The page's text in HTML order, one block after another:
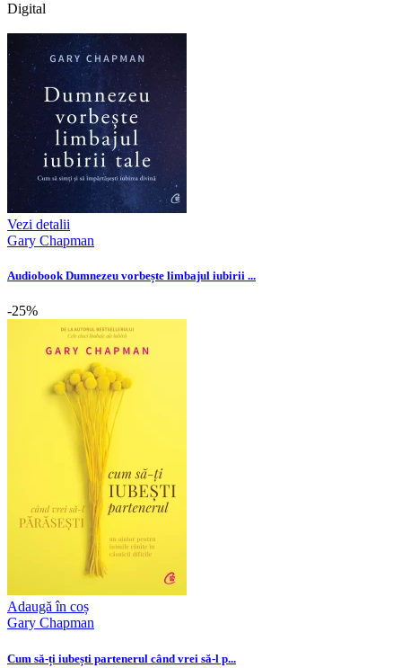
Digital
Vezi detalii
Gary Chapman
Audiobook Dumnezeu vorbește limbajul iubirii ...
-25%
Adaugă în coș
Gary Chapman
Cum să-ți iubești partenerul când vrei să-l p...